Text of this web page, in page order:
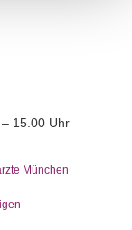
15.00 Uhr
München